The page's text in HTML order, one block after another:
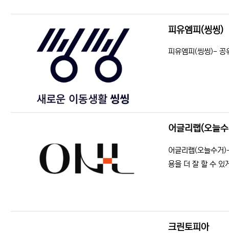
피유엠피(씽씽)
등록일
조회
피유엠피(씽씽)- 공
어글리랩(오늘
등록일
조회
어글리랩(오늘수거
용을 더 잘 할 수 있
크린토피아